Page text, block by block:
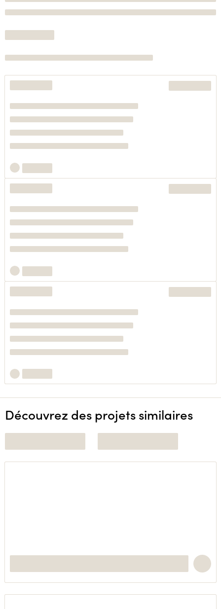
Découvrez des projets similaires